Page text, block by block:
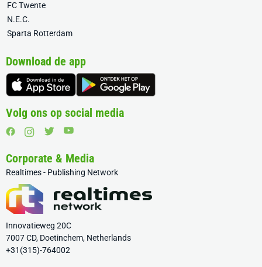
FC Twente
N.E.C.
Sparta Rotterdam
Download de app
Volg ons op social media
Corporate & Media
Realtimes - Publishing Network
Innovatieweg 20C
7007 CD, Doetinchem, Netherlands
+31(315)-764002